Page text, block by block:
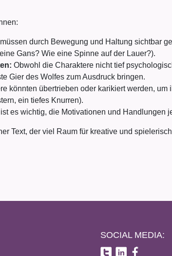
durch Bewegung und Haltung sichtbar
Gans? Wie eine Spinne auf der Lauer?).
Obwohl die Charaktere nicht tief
Gier des Wolfes zum Ausdruck bringen.
könnten übertrieben oder karikiert werden,
ein tiefes Knurren).
es wichtig, die Motivationen und Handlungen
Text, der viel Raum für kreative und
SOCIAL MEDIA: